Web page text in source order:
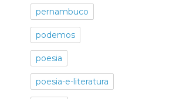
pernambuco
podemos
poesia
poesia-e-literatura